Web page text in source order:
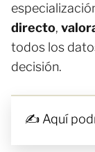
directo,
todos los
decisión.
✍ Aquí